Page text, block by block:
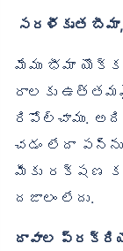
సరళీకృత
మేము భీమా యొక్క
రాలకు
రిపోల్చాము. అది
చడం లేదా
మీకు రక్షణ
దజాలం లేదు.
దావాల